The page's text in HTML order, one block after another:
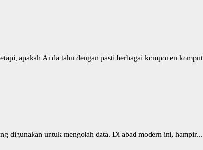
apakah Anda tahu dengan pasti berbagai komponen
digunakan untuk mengolah data. Di abad modern ini, hampir...